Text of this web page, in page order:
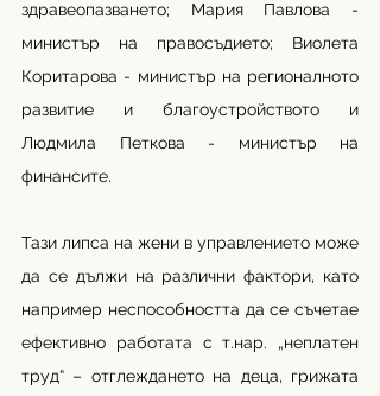
здравеопазването; Мария Павлова -
министър на правосъдието; Виолета
Коритарова - министър на регионалното
развитие и благоустройството и
Людмила Петкова - министър на
финансите.
Тази липса на жени в управлението може
да се дължи на различни фактори, като
например неспособността да се съчетае
ефективно работата с т.нар. „неплатен
труд“ – отглеждането на деца, грижата